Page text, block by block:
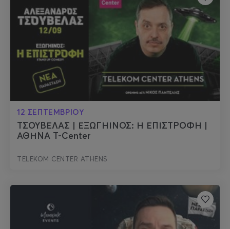
12 ΣΕΠΤΕΜΒΡΙΟΥ
ΤΣΟΥΒΕΛΑΣ | ΕΞΩΓΗΙΝΟΣ: Η ΕΠΙΣΤΡΟΦΗ |
ΑΘΗΝΑ T-Center
TELEKOM CENTER ATHENS